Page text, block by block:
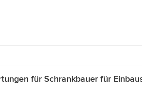
für Schrankbauer für